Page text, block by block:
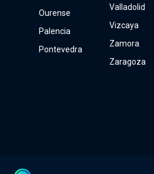
Ourense
Palencia
Pontevedra
Valladolid
Vizcaya
Zamora
Zaragoza